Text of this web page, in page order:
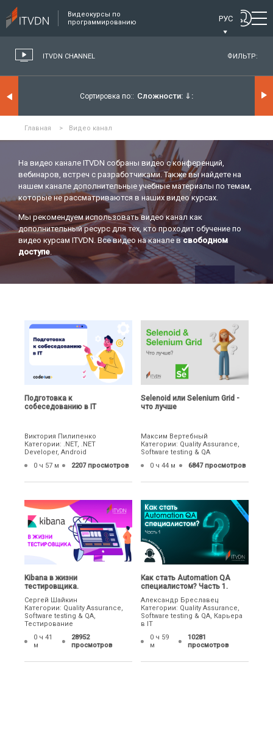
Видеокурсы по
программированию
РУС
ITVDN CHANNEL ФИЛЬТР:
Сортировка по: Сложности: ⇓
Главная > Видео канал
На видео канале ITVDN собраны видео с конференций,
вебинаров, встреч с разработчиками. Также вы найдете на
нашем канале дополнительные учебные материалы по темам,
которые не рассматриваются в наших видео курсах.
Мы рекомендуем использовать видео канал как
дополнительный ресурс для тех, кто проходит обучение по
видео курсам ITVDN. Все видео на канале всвободном
доступе.
Подготовка к
собеседованию в IT
Виктория Пилипенко
Категории: .NET, .NET
Developer, Android
0 ч 57 м
2207 просмотров
Selenoid или Selenium Grid -
что лучше
Максим Вертебный
Категории: Quality Assurance,
Software testing & QA
0 ч 44 м
6847 просмотров
Kibana в жизни
тестировщика.
Сергей Шайкин
Категории: Quality Assurance,
Software testing & QA,
Тестирование
0 ч 41
м
28952
просмотров
Как стать Automation QA
специалистом? Часть 1.
Александр Бреславец
Категории: Quality Assurance,
Software testing & QA, Карьера
в IT
0 ч 59
м
10281
просмотров